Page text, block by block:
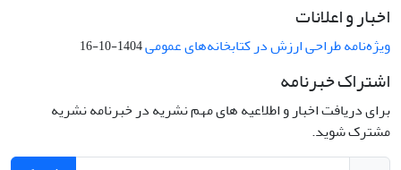
اخبار و اعلانات
ویژه‌نامه طراحی ارزش در کتابخانه‌های عمومی1404-10-16
اشتراک خبرنامه
برای دریافت اخبار و اطلاعیه های مهم نشریه در خبرنامه نشریه
مشترک شوید.